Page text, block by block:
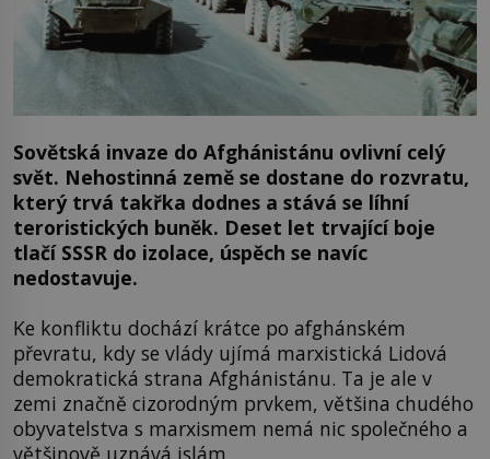
Sovětská invaze do Afghánistánu ovlivní celý
svět. Nehostinná země se dostane do rozvratu,
který trvá takřka dodnes a stává se líhní
teroristických buněk. Deset let trvající boje
tlačí SSSR do izolace, úspěch se navíc
nedostavuje.
Ke konfliktu dochází krátce po afghánském
převratu, kdy se vlády ujímá marxistická Lidová
demokratická strana Afghánistánu. Ta je ale v
zemi značně cizorodným prvkem, většina chudého
obyvatelstva s marxismem nemá nic společného a
většinově uznává islám.